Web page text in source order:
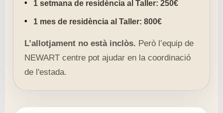
1 setmana de residència al Taller: 250€
1 mes de residència al Taller: 800€
L’allotjament no està inclòs. Però l’equip de
NEWART centre pot ajudar en la coordinació
de l'estada.